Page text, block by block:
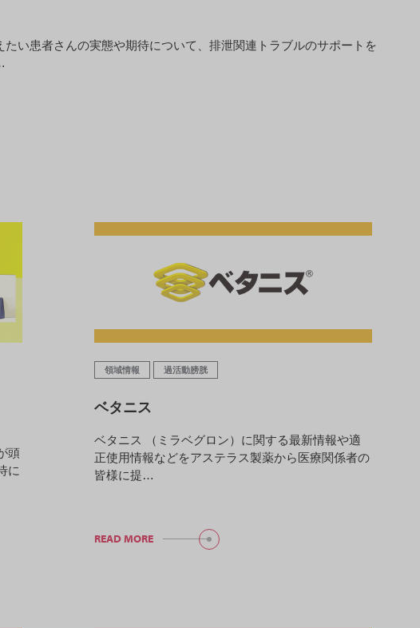
い患者さんの実態や期待について、排泄関連トラブルのサポートを
頭
に
領域情報 過活動膀胱
ベタニス
ベタニス （ミラベグロン）に関する最新情報や適
正使用情報などをアステラス製薬から医療関係者の
皆様に提…
READ MORE